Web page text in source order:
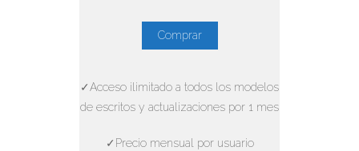
Comprar
✓Acceso ilimitado a todos los modelos
de escritos y actualizaciones por 1 mes
✓Precio mensual por usuario